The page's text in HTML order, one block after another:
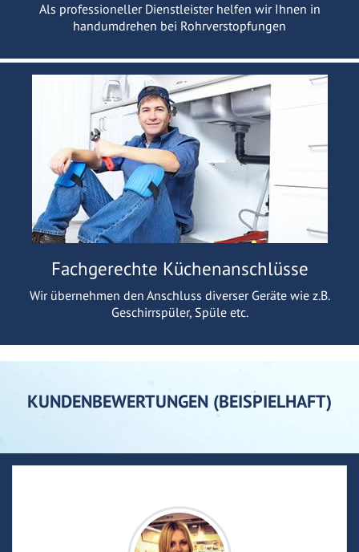
Als professioneller Dienstleister helfen wir Ihnen in
handumdrehen bei Rohrverstopfungen
Fachgerechte Küchenanschlüsse
Wir übernehmen den Anschluss diverser Geräte wie z.B.
Geschirrspüler, Spüle etc.
KUNDENBEWERTUNGEN (BEISPIELHAFT)